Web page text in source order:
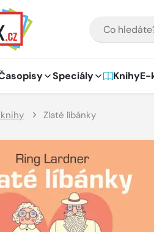
Speciály KnihyE-
Zlaté líbánky